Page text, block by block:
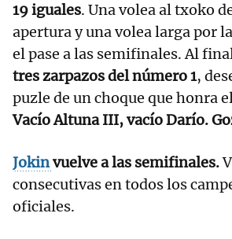
19 iguales. Una volea al txoko
apertura y una volea larga por
el pase a las semifinales. Al
tres zarpazos del número 1,
puzle de un choque que honra
Vacío Altuna III, vacío Darío.
Jokinvuelve a las semifinales.
consecutivas en todos los
oficiales.